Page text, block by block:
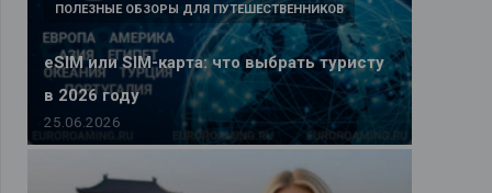
eSIM или SIM-карта: что выбрать туристу
в 2026 году
ПОЛЕЗНЫЕ ОБЗОРЫ ДЛЯ ПУТЕШЕСТВЕННИКОВ
25.06.2026